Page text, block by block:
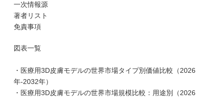
一次情報源
著者リスト
免責事項
図表一覧
・医療用3D皮膚モデルの世界市場タイプ別価値比較（2026
年-2032年）
・医療用3D皮膚モデルの世界市場規模比較：用途別（2026